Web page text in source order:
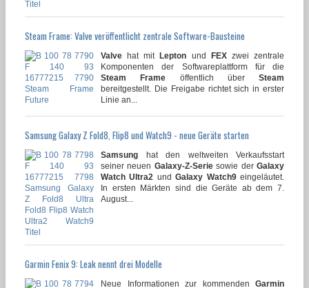
Steam Frame: Valve veröffentlicht zentrale Software-Bausteine
Valve hat mitLepton und FEXzwei zentrale
Komponenten der Softwareplattform für die
Steam Frame öffentlich über Steam
bereitgestellt. Die Freigabe richtet sich in erster
Linie an...
Samsung Galaxy Z Fold8, Flip8 und Watch9 - neue Geräte starten
Samsung hat den weltweiten Verkaufsstart
seiner neuen Galaxy-Z-Seriesowie derGalaxy
Watch Ultra2 undGalaxy Watch9eingeläutet.
In ersten Märkten sind die Geräte ab dem 7.
August...
Garmin Fenix 9: Leak nennt drei Modelle
Neue Informationen zur kommenden Garmin